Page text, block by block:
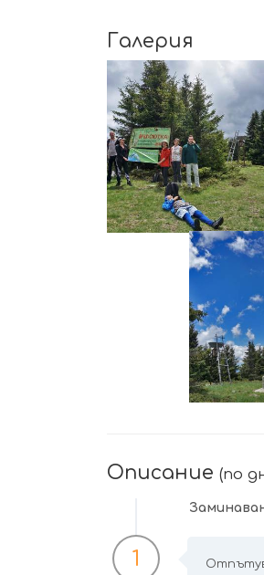
Галерия
УВЕЛИЧИ
Описание (по
1